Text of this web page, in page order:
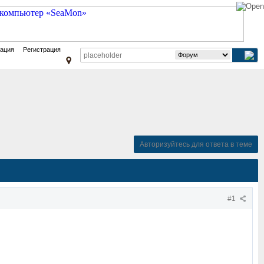
Регистрация
Авторизуйтесь для ответа в теме
#1